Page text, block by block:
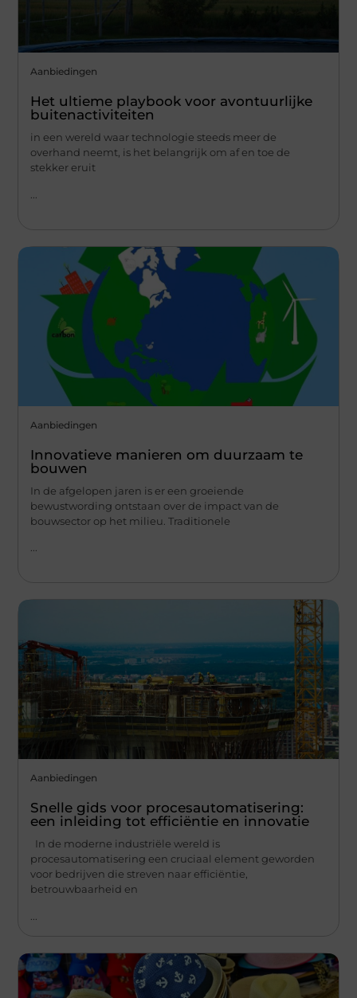
Aanbiedingen
Het ultieme playbook voor avontuurlijke
buitenactiviteiten
in een wereld waar technologie steeds meer de
overhand neemt, is het belangrijk om af en toe de
stekker eruit
Aanbiedingen
Innovatieve manieren om duurzaam te
bouwen
In de afgelopen jaren is er een groeiende
bewustwording ontstaan over de impact van de
bouwsector op het milieu. Traditionele
Aanbiedingen
Snelle gids voor procesautomatisering:
een inleiding tot efficiëntie en innovatie
In de moderne industriële wereld is
procesautomatisering een cruciaal element geworden
voor bedrijven die streven naar efficiëntie,
betrouwbaarheid en